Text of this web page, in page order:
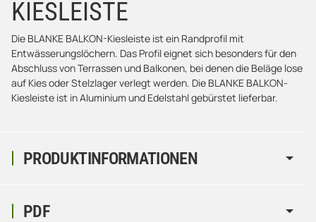
PRODUKTINFORMATIONEN
KIESLEISTE
Die BLANKE BALKON-Kiesleiste ist ein Randprofil mit
Entwässerungslöchern. Das Profil eignet sich besonders für den
Abschluss von Terrassen und Balkonen, bei denen die Beläge lose
auf Kies oder Stelzlager verlegt werden. Die BLANKE BALKON-
Kiesleiste ist in Aluminium und Edelstahl gebürstet lieferbar.
PDF